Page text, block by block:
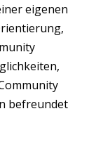
eigenen
befreundet